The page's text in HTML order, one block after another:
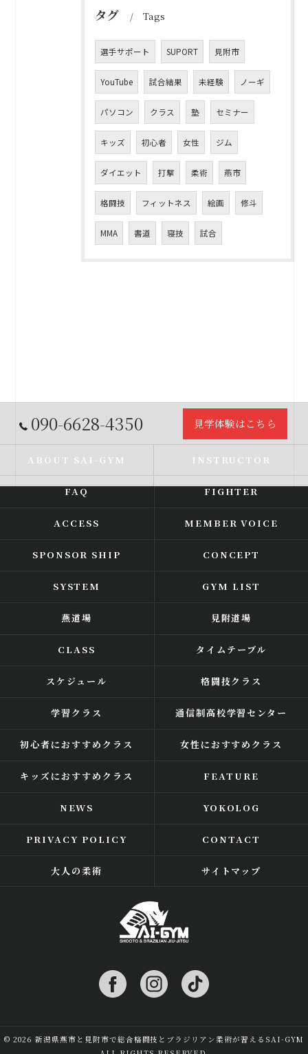
タグ Tags
選手サポート SUPORT 見附市
YouTube 試合結果 未経験 ノーギ
パソコン クラス 塾 セミナー
キッズ 初心者 女性 ジム
ダイエット 打撃 柔術 燕市
格闘技 フィットネス 絵画 修斗
MMA 書道 寝技 試合
090-6628-4350 見学体験はこちら
ABOUT SAI-GYM INSTRUCTOR
FAQ FIGHTER
ACCESS MEMBER VOICE
SPONSOR SHIP CONCEPT
SYSTEM GYM LIST
燕道場 見附道場
CLASS タイムテーブル
スケジュール 格闘技クラス
学習クラス 通信制高校学習センター
初心者におすすめクラス 女性におすすめクラス
キッズにおすすめクラス FEATURE
NEWS YOKOLOG
PRIVACY POLICY CONTACT
大人の柔術 サイトマップ
© 2026 新潟県燕市と見附市で総合格闘技とブラジリアン柔術が習えるSAI-GYM